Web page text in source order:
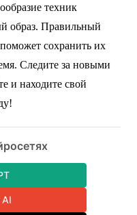
техник
образ. Правильный
сохранить их
Следите за новыми
и находите свой